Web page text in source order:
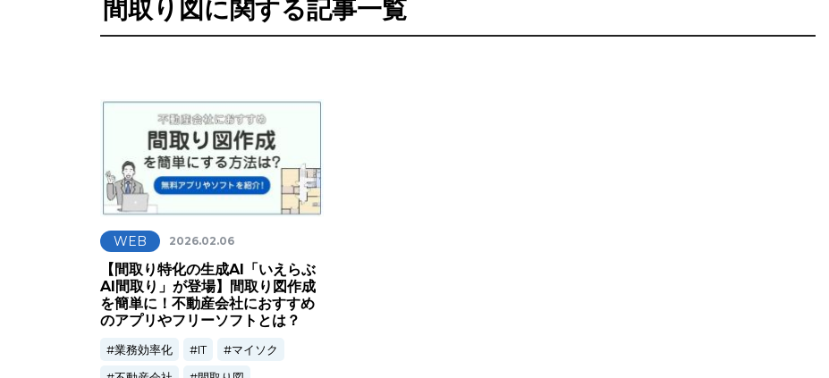
間取り図に関する記事一覧
WEB 2026.02.06
【間取り特化の生成AI「いえらぶ
AI間取り」が登場】間取り図作成
を簡単に！不動産会社におすすめ
のアプリやフリーソフトとは？
業務効率化 IT
マイソク